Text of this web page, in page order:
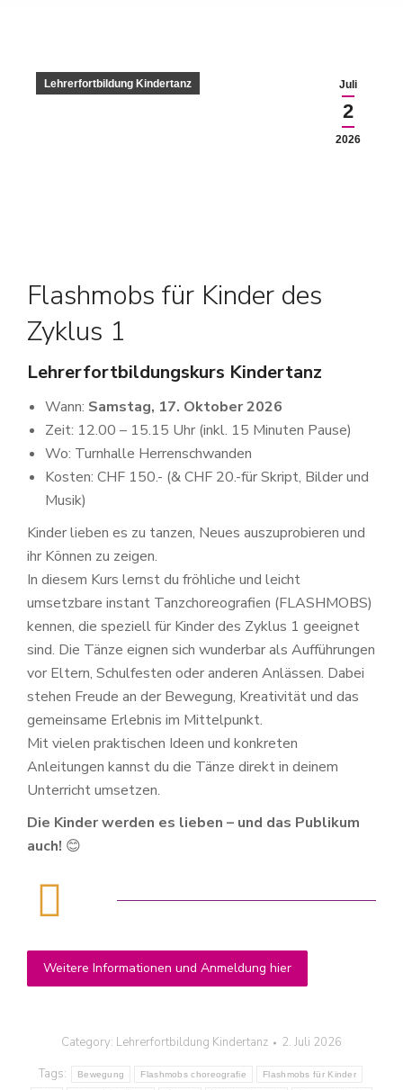
Juli
2
2026
Lehrerfortbildung Kindertanz
Flashmobs für Kinder des
Zyklus 1
Lehrerfortbildungskurs Kindertanz
Wann: Samstag, 17. Oktober 2026
Zeit: 12.00 – 15.15 Uhr (inkl. 15 Minuten Pause)
Wo: Turnhalle Herrenschwanden
Kosten: CHF 150.- (& CHF 20.-für Skript, Bilder und
Musik)
Kinder lieben es zu tanzen, Neues auszuprobieren und
ihr Können zu zeigen.
In diesem Kurs lernst du fröhliche und leicht
umsetzbare instant Tanzchoreografien (FLASHMOBS)
kennen, die speziell für Kinder des Zyklus 1 geeignet
sind. Die Tänze eignen sich wunderbar als Aufführungen
vor Eltern, Schulfesten oder anderen Anlässen. Dabei
stehen Freude an der Bewegung, Kreativität und das
gemeinsame Erlebnis im Mittelpunkt.
Mit vielen praktischen Ideen und konkreten
Anleitungen kannst du die Tänze direkt in deinem
Unterricht umsetzen.
Die Kinder werden es lieben – und das Publikum
auch! 😊
Weitere Informationen und Anmeldung hier
Category: Lehrerfortbildung Kindertanz
2. Juli 2026
Tags:
Bewegung Flashmobs choreografie Flashmobs für Kinder